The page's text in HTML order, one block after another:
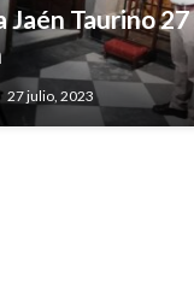
Jaén Taurino
27 julio, 2023